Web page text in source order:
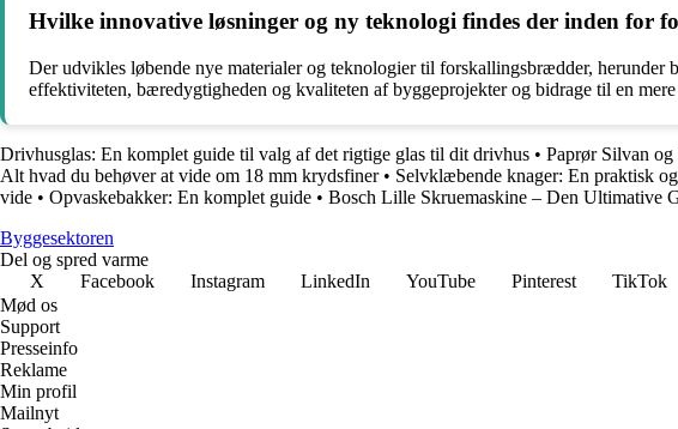
Hvilke innovative løsninger og ny teknologi findes der inden for
Der udvikles løbende nye materialer og teknologier til forskallingsbrædder, herunder
effektiviteten, bæredygtigheden og kvaliteten af byggeprojekter og bidrage til en
Drivhusglas: En komplet guide til valg af det rigtige glas til dit drivhus • Paprør Silvan
Alt hvad du behøver at vide om 18 mm krydsfiner• Selvklæbende knager: En praktisk
vide • Opvaskebakker: En komplet guide • Bosch Lille Skruemaskine – Den Ultimative
Byggesektoren
Del og spred varme
X
Facebook Instagram LinkedIn YouTube Pinterest TikTok
Mød os
Support
Presseinfo
Reklame
Min profil
Mailnyt